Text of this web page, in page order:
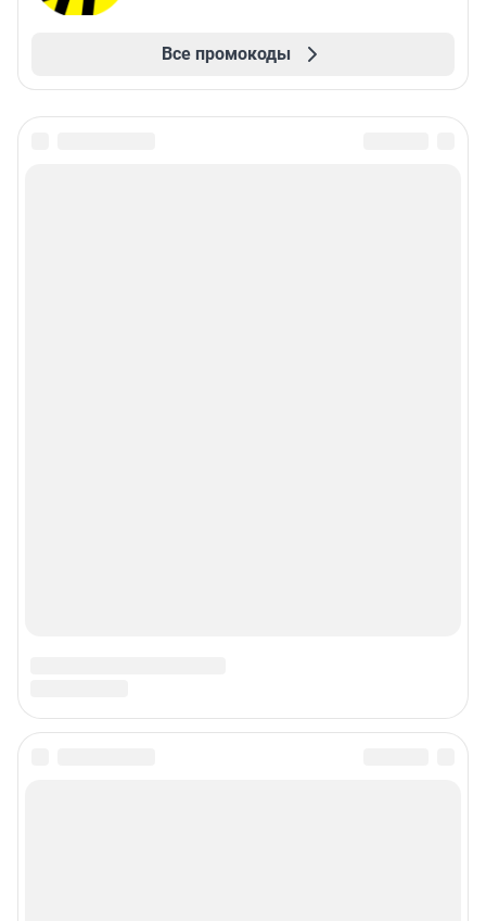
Все промокоды